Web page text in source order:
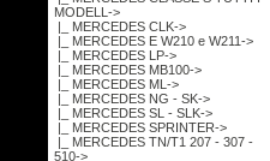
MODELL->
|_ MERCEDES CLK->
|_ MERCEDES E W210 e W211->
|_ MERCEDES LP->
|_ MERCEDES MB100->
|_ MERCEDES ML->
|_ MERCEDES NG - SK->
|_ MERCEDES SL - SLK->
|_ MERCEDES SPRINTER->
|_ MERCEDES TN/T1 207 - 307 -
510->